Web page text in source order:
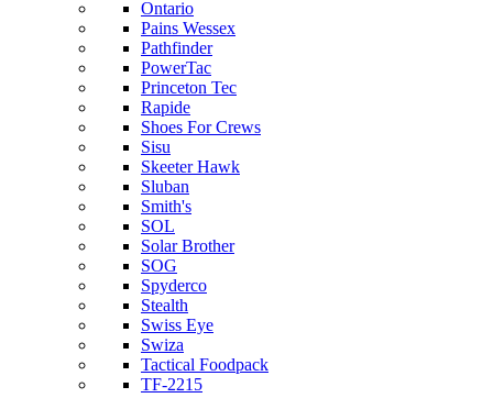
Ontario
Pains Wessex
Pathfinder
PowerTac
Princeton Tec
Rapide
Shoes For Crews
Sisu
Skeeter Hawk
Sluban
Smith's
SOL
Solar Brother
SOG
Spyderco
Stealth
Swiss Eye
Swiza
Tactical Foodpack
TF-2215